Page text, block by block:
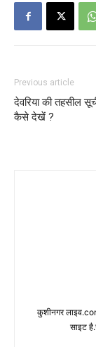
Previous article
देवरिया की तहसील
कैसे देखें ?
कुशीनगर
साइट